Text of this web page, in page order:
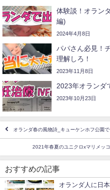
体験談！オラン
編)
2024年4月8日
パパさん必見！
理解しろ！
2023年11月8日
2023年オランダ
2023年10月23日
オランダ春の風物詩_キューケンホフ公園
2021年春夏のユニクロxマリメッ
おすすめの記事
オランダ人に日